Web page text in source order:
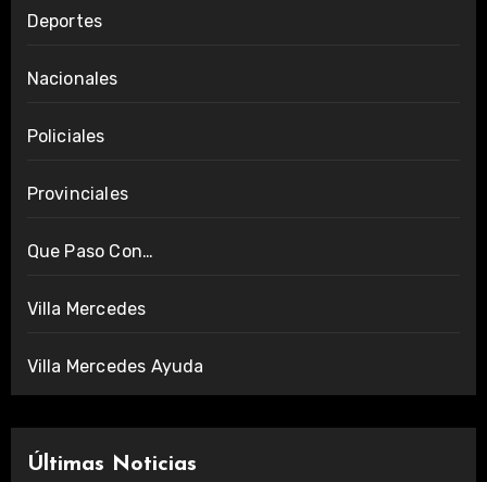
Deportes
Nacionales
Policiales
Provinciales
Que Paso Con…
Villa Mercedes
Villa Mercedes Ayuda
Últimas Noticias